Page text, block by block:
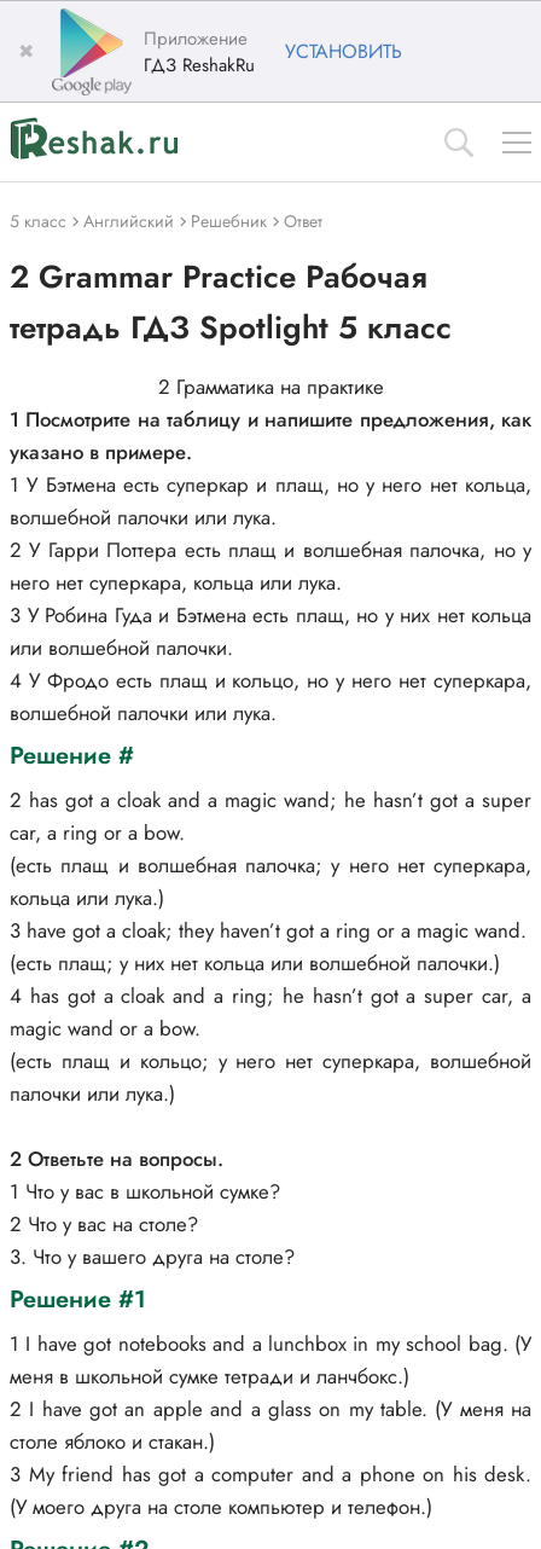
✖
Приложение
ГДЗ ReshakRu
УСТАНОВИТЬ
5 класс Английский Решебник Ответ
2 Grammar Practice Рабочая
тетрадь ГДЗ Spotlight 5 класс
2 Грамматика на практике
1 Посмотрите на таблицу и напишите предложения, как
указано в примере.
1 У Бэтмена есть суперкар и плащ, но у него нет кольца,
волшебной палочки или лука.
2 У Гарри Поттера есть плащ и волшебная палочка, но у
него нет суперкара, кольца или лука.
3 У Робина Гуда и Бэтмена есть плащ, но у них нет кольца
или волшебной палочки.
4 У Фродо есть плащ и кольцо, но у него нет суперкара,
волшебной палочки или лука.
Решение #
2 has got a cloak and a magic wand; he hasn’t got a super
car, a ring or a bow.
(есть плащ и волшебная палочка; у него нет суперкара,
кольца или лука.)
3 have got a cloak; they haven’t got a ring or a magic wand.
(есть плащ; у них нет кольца или волшебной палочки.)
4 has got a cloak and a ring; he hasn’t got a super car, a
magic wand or a bow.
(есть плащ и кольцо; у него нет суперкара, волшебной
палочки или лука.)
2 Ответьте на вопросы.
1 Что у вас в школьной сумке?
2 Что у вас на столе?
3. Что у вашего друга на столе?
Решение #1
1 I have got notebooks and a lunchbox in my school bag. (У
меня в школьной сумке тетради и ланчбокс.)
2 I have got an apple and a glass on my table. (У меня на
столе яблоко и стакан.)
3 My friend has got a computer and a phone on his desk.
(У моего друга на столе компьютер и телефон.)